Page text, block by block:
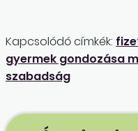
Kapcsolódó címkék:
gyermek gondozása
szabadság